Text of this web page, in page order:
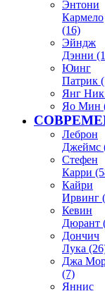
Энтони
Кармело
(16)
Эйндж
Дэнни
Юинг
Патрик
Янг
Яо Мин
Леброн
Джеймс
Стефен
Карри
Кайри
Ирвинг
Кевин
Дюрант
Дончич
Лука
Джа
(7)
Яннис